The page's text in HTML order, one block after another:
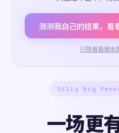
测测我自己的结果，
只想看看朋友
Silly Big
一场更